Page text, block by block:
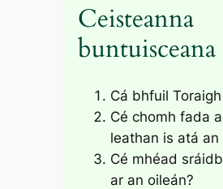
Ceisteanna
buntuisceana
Cá bhfuil
Cé chomh fada
leathan is atá
Cé mhéad
ar an oileán?